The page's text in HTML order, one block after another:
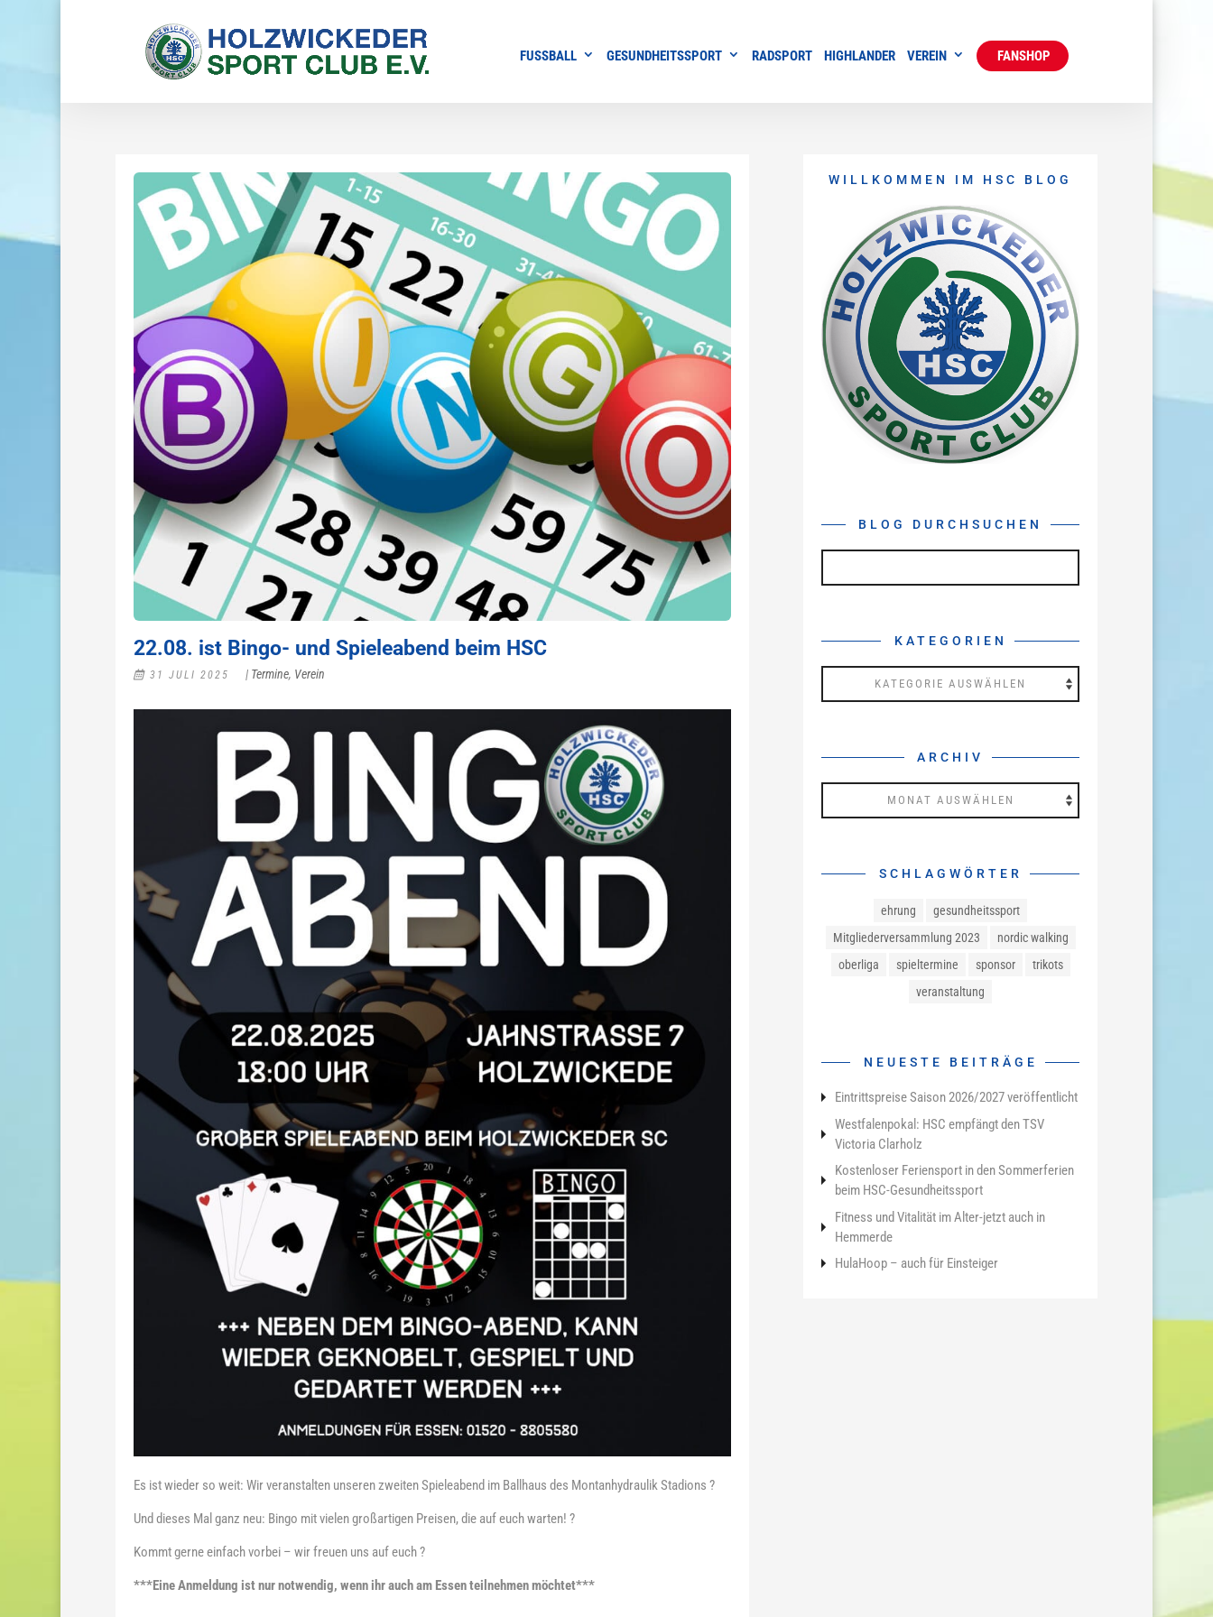
FUSSBALL GESUNDHEITSSPORT RADSPORT HIGHLANDER VEREIN FANSHOP
22.08. ist Bingo- und Spieleabend beim HSC
31 JULI 2025 | Termine, Verein
Es ist wieder so weit: Wir veranstalten unseren zweiten Spieleabend im Ballhaus des Montanhydraulik Stadions ?
Und dieses Mal ganz neu: Bingo mit vielen großartigen Preisen, die auf euch warten! ?
Kommt gerne einfach vorbei – wir freuen uns auf euch ?
***Eine Anmeldung ist nur notwendig, wenn ihr auch am Essen teilnehmen möchtet***
WILLKOMMEN IM HSC BLOG
BLOG DURCHSUCHEN
KATEGORIEN
ARCHIV
SCHLAGWÖRTER
ehrung
gesundheitssport
Mitgliederversammlung 2023
nordic walking
oberliga
spieltermine sponsor
trikots
veranstaltung
NEUESTE BEITRÄGE
Eintrittspreise Saison 2026/2027 veröffentlicht
Westfalenpokal: HSC empfängt den TSV
Victoria Clarholz
Kostenloser Feriensport in den Sommerferien
beim HSC-Gesundheitssport
Fitness und Vitalität im Alter-jetzt auch in
Hemmerde
HulaHoop – auch für Einsteiger